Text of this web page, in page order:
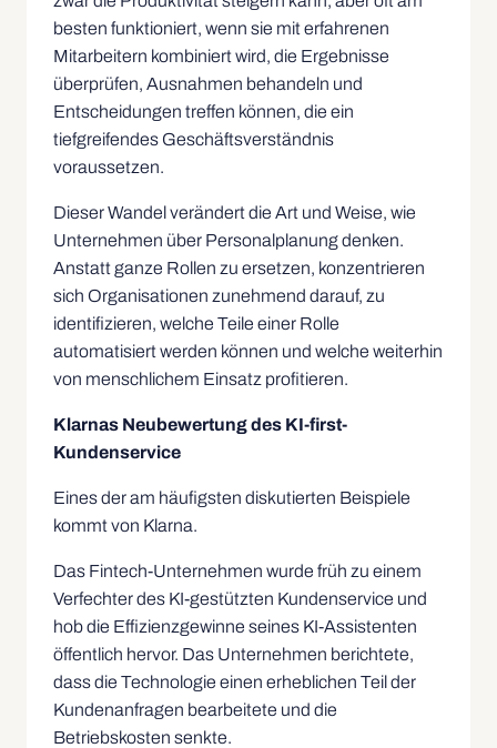
besten funktioniert, wenn sie mit erfahrenen
Mitarbeitern kombiniert wird, die Ergebnisse
überprüfen, Ausnahmen behandeln und
Entscheidungen treffen können, die ein
tiefgreifendes Geschäftsverständnis
voraussetzen.
Dieser Wandel verändert die Art und Weise, wie
Unternehmen über Personalplanung denken.
Anstatt ganze Rollen zu ersetzen, konzentrieren
sich Organisationen zunehmend darauf, zu
identifizieren, welche Teile einer Rolle
automatisiert werden können und welche weiterhin
von menschlichem Einsatz profitieren.
Klarnas Neubewertung des KI-first-
Kundenservice
Eines der am häufigsten diskutierten Beispiele
kommt von Klarna.
Das Fintech-Unternehmen wurde früh zu einem
Verfechter des KI-gestützten Kundenservice und
hob die Effizienzgewinne seines KI-Assistenten
öffentlich hervor. Das Unternehmen berichtete,
dass die Technologie einen erheblichen Teil der
Kundenanfragen bearbeitete und die
Betriebskosten senkte.